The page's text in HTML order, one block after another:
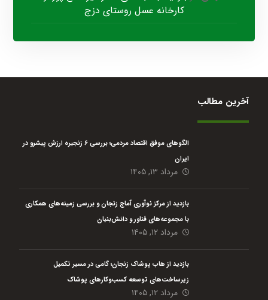
کارخانه عسل روستای دزج
آخرین مطالب
الگوهای موفق اقتصاد مردمی؛ بررسی ۶ زنجیره ارزش پیشرو در
ایران
مرداد ۱۳, ۱۴۰۵
بازدید از مرکز نوآوری آماج زنجان و بررسی زمینه‌های همکاری
با مجموعه‌های فناور و دانش‌بنیان
مرداد ۱۲, ۱۴۰۵
بازدید از هاب پوشاک زنجان؛ گامی در مسیر تکمیل
زیرساخت‌های توسعه کسب‌وکارهای پوشاک
مرداد ۱۲, ۱۴۰۵